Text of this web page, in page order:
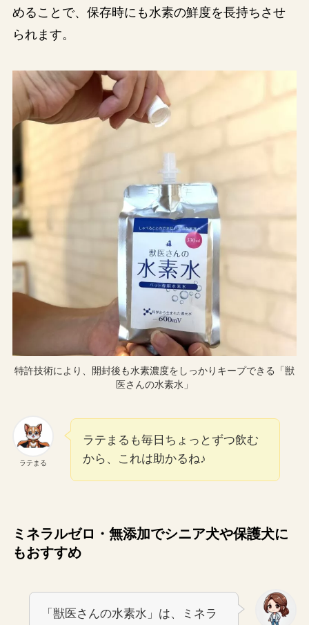
めることで、保存時にも水素の鮮度を長持ちさせ
られます。
特許技術により、開封後も水素濃度をしっかりキープできる「獣
医さんの水素水」
ラテまる
ラテまるも毎日ちょっとずつ飲む
から、これは助かるね♪
ミネラルゼロ・無添加でシニア犬や保護犬に
もおすすめ
「獣医さんの水素水」は、ミネラ